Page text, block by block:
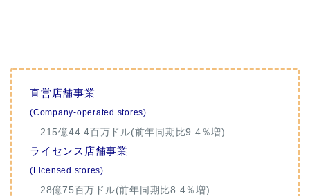
直営店舗事業
(Company-operated stores)
…215億44.4百万ドル(前年同期比9.4％増)
ライセンス店舗事業
(Licensed stores)
…28億75百万ドル(前年同期比8.4％増)